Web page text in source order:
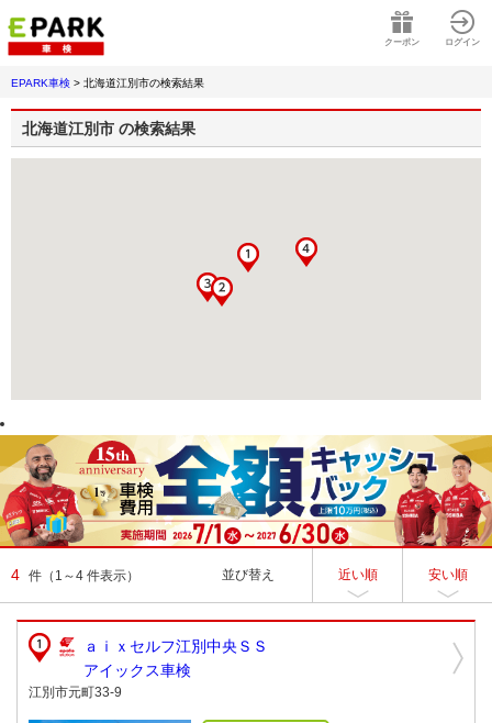
クーポン ログイン
EPARK車検 > 北海道江別市の検索結果
北海道江別市 の検索結果
4 件 （1～4 件表示） 並び替え 近い順 安い順
ａｉｘセルフ江別中央ＳＳ
アイックス車検
江別市元町33-9